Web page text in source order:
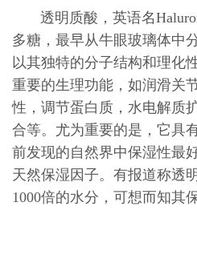
透明质酸，英语名
多糖，最早从牛眼玻璃体中
以其独特的分子结构和理化
重要的生理功能，如润滑关
性，调节蛋白质，水电解质
合等。尤为重要的是，它具
前发现的自然界中保湿性最
天然保湿因子。有报道称透
1000倍的水分，可想而知其